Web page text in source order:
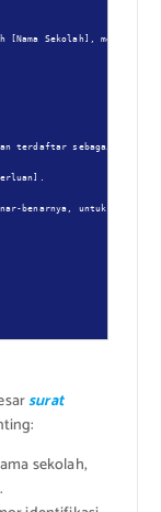
Sekolah], menerangkan
dan terdaftar sebagai
benarnya, untuk dapat
surat
sekolah,